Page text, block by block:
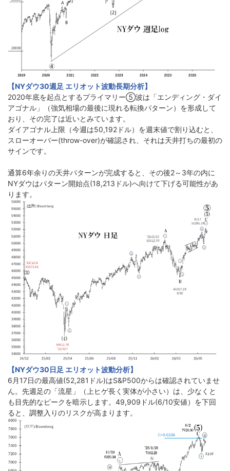
【NYダウ30週足 エリオット波動長期分析】
2020年底を起点とするプライマリー➄波は「エンディング・ダイ
アゴナル」（強気相場の最後に現れる転換パターン）を形成して
おり、その完了は近いとみています。
ダイアゴナル上限（今週は50,192ドル）を週末値で割り込むと、
スローオーバー(throw-over)が確認され、それは天井打ちの最初の
サインです。
通算6年余りの天井パターンが完成すると、その後2～3年の内に
NYダウはパターン開始点(18,213ドル)へ向けて下げる可能性があ
ります。
【NYダウ30日足 エリオット波動分析】
6月17日の最高値(52,281ドル)はS&P500からは確認されていませ
ん。先週足の「流星」（上ヒゲ長く実体が小さい）は、少なくと
も目先的なピークを暗示します。49,909ドル(6/10安値）を下回
ると、調整入りのリスクが高まります。